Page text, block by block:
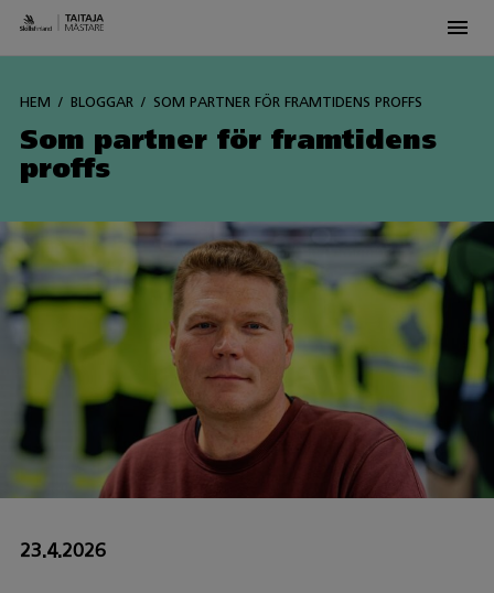
HEM BLOGGAR SOM PARTNER FÖR FRAMTIDENS PROFFS
Som partner för framtidens
proffs
23.4.2026